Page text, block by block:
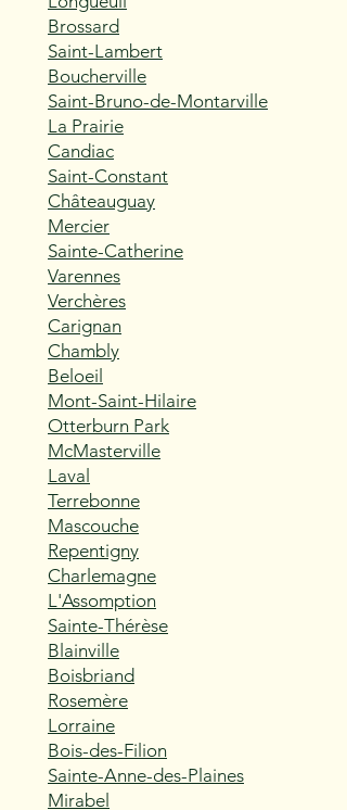
Brossard
Saint-Lambert
Boucherville
Saint-Bruno-de-Montarville
La Prairie
Candiac
Saint-Constant
Châteauguay
Mercier
Sainte-Catherine
Varennes
Verchères
Carignan
Chambly
Beloeil
Mont-Saint-Hilaire
Otterburn Park
McMasterville
Laval
Terrebonne
Mascouche
Repentigny
Charlemagne
L'Assomption
Sainte-Thérèse
Blainville
Boisbriand
Rosemère
Lorraine
Bois-des-Filion
Sainte-Anne-des-Plaines
Mirabel